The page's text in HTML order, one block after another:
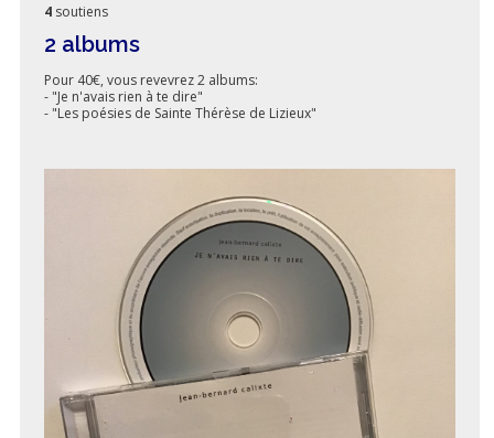
4 soutiens
2 albums
Pour 40€, vous revevrez 2 albums:
- "Je n'avais rien à te dire"
- "Les poésies de Sainte Thérèse de Lizieux"